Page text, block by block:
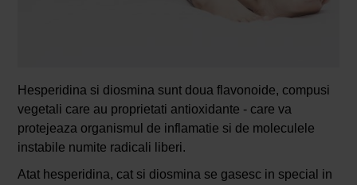
Hesperidina si diosmina sunt doua flavonoide, compusi
vegetali care au proprietati antioxidante - care va
protejeaza organismul de inflamatie si de moleculele
instabile numite radicali liberi.
Atat hesperidina, cat si diosmina se gasesc in special in